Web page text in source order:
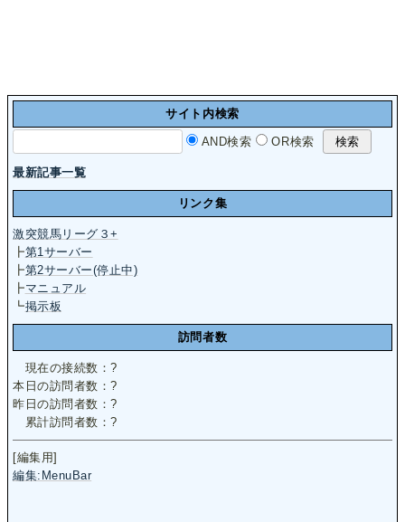
サイト内検索
AND検索 OR検索
最新記事一覧
リンク集
激突競馬リーグ３+
┣第1サーバー
┣第2サーバー(停止中)
┣マニュアル
┗掲示板
訪問者数
現在の接続数：?
本日の訪問者数：?
昨日の訪問者数：?
累計訪問者数：?
[編集用]
編集:MenuBar